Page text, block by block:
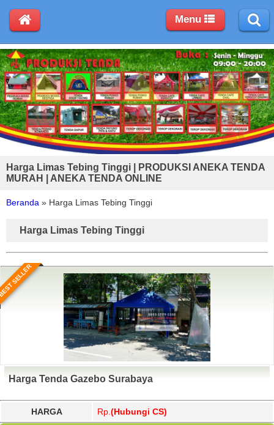
Harga Limas Tebing Tinggi | PRODUKSI ANEKA TENDA
MURAH | ANEKA TENDA ONLINE
Beranda » Harga Limas Tebing Tinggi
Harga Limas Tebing Tinggi
SELLER
Harga Tenda Gazebo Surabaya
HARGA Rp. (Hubungi CS)
Menu